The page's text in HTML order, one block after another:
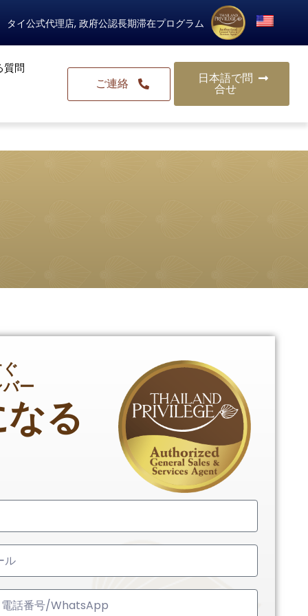
タイ公式代理店, 政府公認長期滞在プログラム
質問
ご連絡
日本語で問
合せ
ー
る